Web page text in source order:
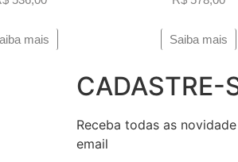
mais Saiba mais
CADASTRE-
Receba todas as
email